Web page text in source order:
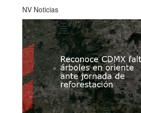
NV Noticias